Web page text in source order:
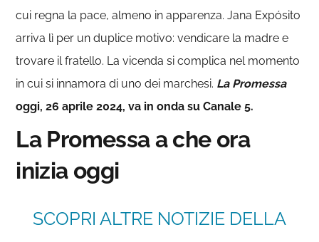
cui regna la pace, almeno in apparenza. Jana Expósito
arriva lì per un duplice motivo: vendicare la madre e
trovare il fratello. La vicenda si complica nel momento
in cui si innamora di uno dei marchesi. La Promessa
oggi, 26 aprile 2024, va in onda su Canale 5.
La Promessa a che ora
inizia oggi
SCOPRI ALTRE NOTIZIE DELLA